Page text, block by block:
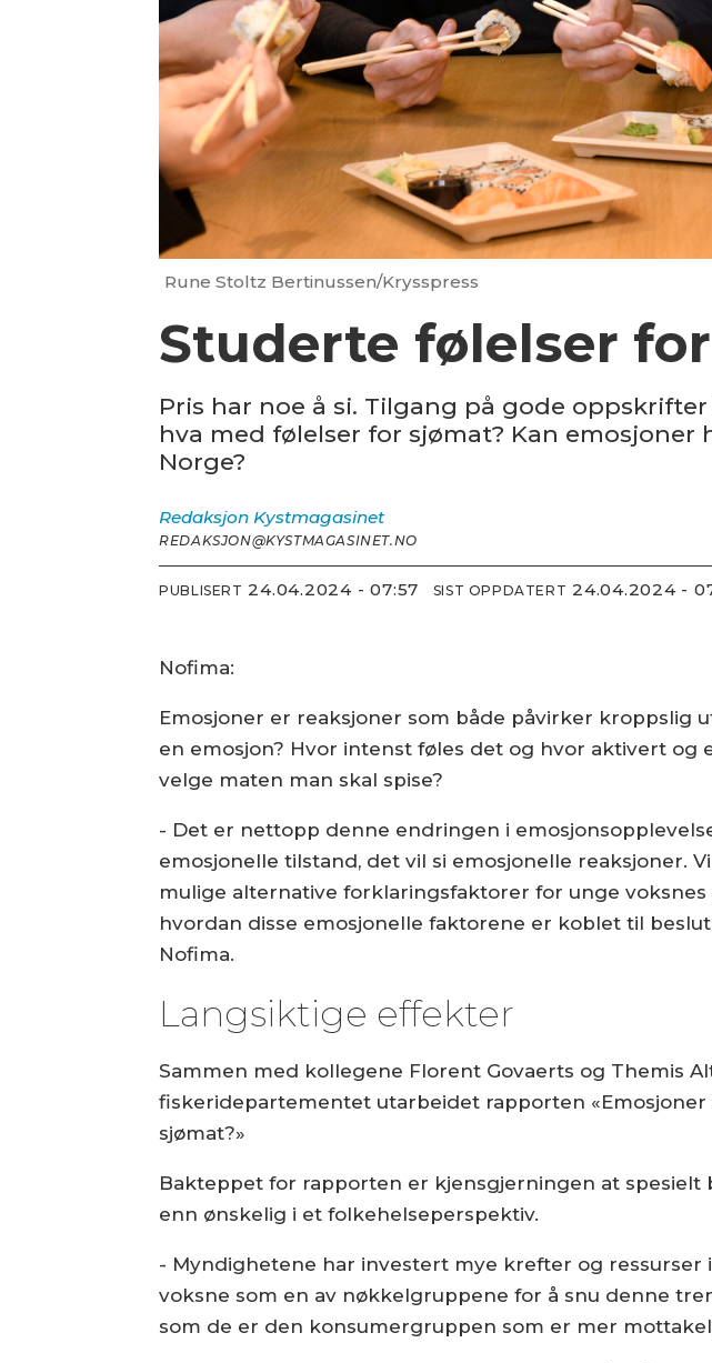
Rune Stoltz Bertinussen/Krysspress
Studerte følelser
Pris har noe å si. Tilgang på gode
hva med følelser for sjømat? Kan
Norge?
Redaksjon Kystmagasinet
REDAKSJON@KYSTMAGASINET.NO
PUBLISERT 24.04.2024 - 07:57 SIST OPPDATERT 24.04.2024 -
Nofima:
Emosjoner er reaksjoner som både påvirker kroppslig
en emosjon? Hvor intenst føles det og hvor aktivert
velge maten man skal spise?
- Det er nettopp denne endringen i
emosjonelle tilstand, det vil si emosjonelle reaksjoner.
mulige alternative forklaringsfaktorer for unge
hvordan disse emosjonelle faktorene er koblet til
Nofima.
Langsiktige effekter
Sammen med kollegene Florent Govaerts og Themis
fiskeridepartementet utarbeidet rapporten
sjømat?»
Bakteppet for rapporten er kjensgjerningen at
enn ønskelig i et folkehelseperspektiv.
- Myndighetene har investert mye krefter og
voksne som en av nøkkelgruppene for å snu denne
som de er den konsumergruppen som er mer